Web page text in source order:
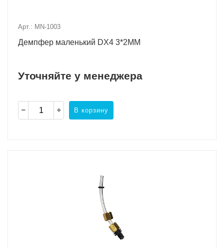
Арт.: MN-1003
Демпфер маленький DX4 3*2MM
Уточняйте у менеджера
В корзину